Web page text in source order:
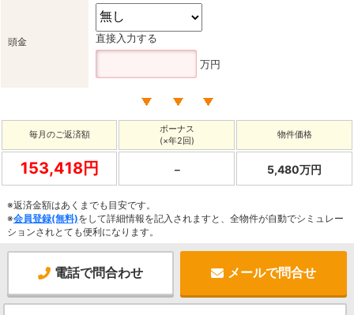
頭金 直接入力する
万円
毎月のご返済額
ボーナス
(×年2回)
物件価格
153,418円 － 5,480万円
※返済金額はあくまでも目安です。
※会員登録(無料)をして詳細情報を記入されますと、全物件が自動でシミュレー
ションされとても便利になります。
電話で問合わせ メールで問合せ